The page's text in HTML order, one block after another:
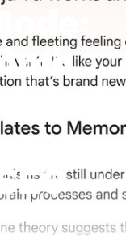
que